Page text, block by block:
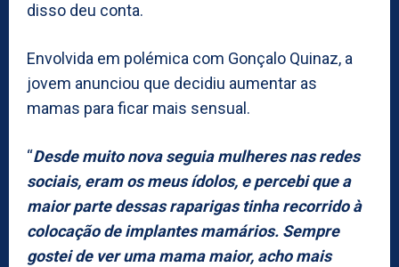
disso deu conta.
Envolvida em polémica com Gonçalo Quinaz, a
jovem anunciou que decidiu aumentar as
mamas para ficar mais sensual.
“Desde muito nova seguia mulheres nas redes
sociais, eram os meus ídolos, e percebi que a
maior parte dessas raparigas tinha recorrido à
colocação de implantes mamários. Sempre
gostei de ver uma mama maior, acho mais